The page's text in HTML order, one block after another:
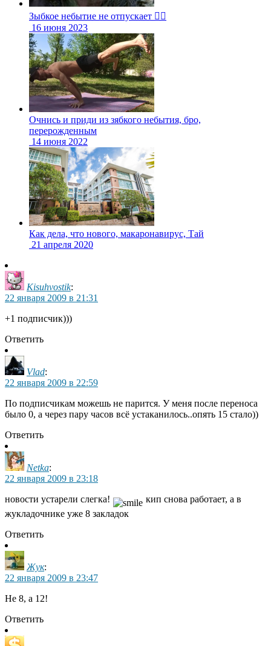
Зыбкое небытие не отпускает 🤷‍♂️
16 июня 2023
Очнись и приди из зябкого небытия, бро,
перерожденным
14 июня 2022
Как дела, что нового, макаронавирус, Тай
21 апреля 2020
Kisuhvostik:
22 января 2009 в 21:31
+1 подписчик)))
Ответить
Vlad:
22 января 2009 в 22:59
По подписчикам можешь не парится. У меня после переноса
было 0, а через пару часов всё устаканилось..опять 15 стало))
Ответить
Netka:
22 января 2009 в 23:18
новости устарели слегка!
кип снова работает, а в
жукладочнике уже 8 закладок
Ответить
Жук:
22 января 2009 в 23:47
Не 8, а 12!
Ответить